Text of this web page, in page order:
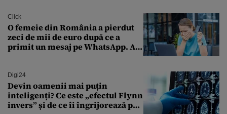
Click
O femeie din România a pierdut
zeci de mii de euro după ce a
primit un mesaj pe WhatsApp. A
Digi24
Devin oamenii mai puțin
inteligenți? Ce este „efectul Flynn
invers” și de ce îi îngrijorează pe